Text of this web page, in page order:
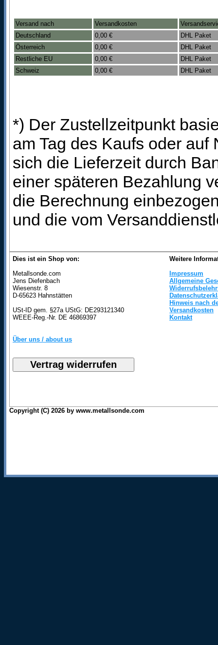
Versand nach Versandkosten
Deutschland
0,00 €
DHL Paket
Österreich
0,00 €
DHL Paket
Restliche EU
0,00 €
DHL Paket
Schweiz
0,00 € DHL Paket
*) Der Zustellzeitpunkt
am Tag des Kaufs oder
sich die Lieferzeit durch
einer späteren Bezahlung
die Berechnung
und die vom
Dies ist ein Shop von:
Metallsonde.com
Jens Diefenbach
Wiesenstr. 8
D-65623 Hahnstätten
USt-ID gem. §27a UStG: DE293121340
WEEE-Reg.-Nr. DE 46869397
Über uns / about us
Weitere
Impressum
Allgemeine
Hinweis nach
Versandkosten
Kontakt
Copyright (C) 2026 by www.metallsonde.com